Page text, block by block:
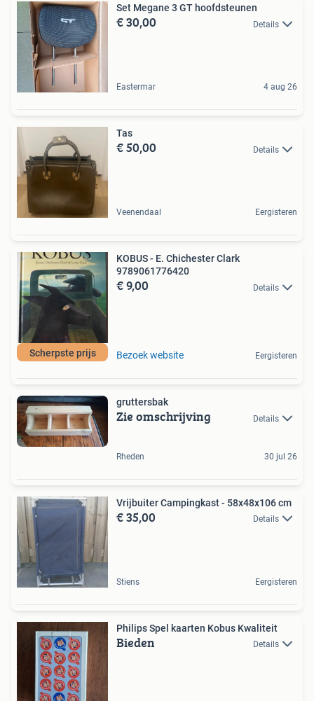
Set Megane 3 GT hoofdsteunen
€ 30,00 Details
Eastermar 4 aug 26
Tas
€ 50,00 Details
Veenendaal Eergisteren
Scherpste prijs
KOBUS - E. Chichester Clark
9789061776420
€ 9,00 Details
Bezoek website Eergisteren
gruttersbak
Zie omschrijving Details
Rheden 30 jul 26
Vrijbuiter Campingkast - 58x48x106 cm
€ 35,00 Details
Stiens Eergisteren
Philips Spel kaarten Kobus Kwaliteit
Bieden Details